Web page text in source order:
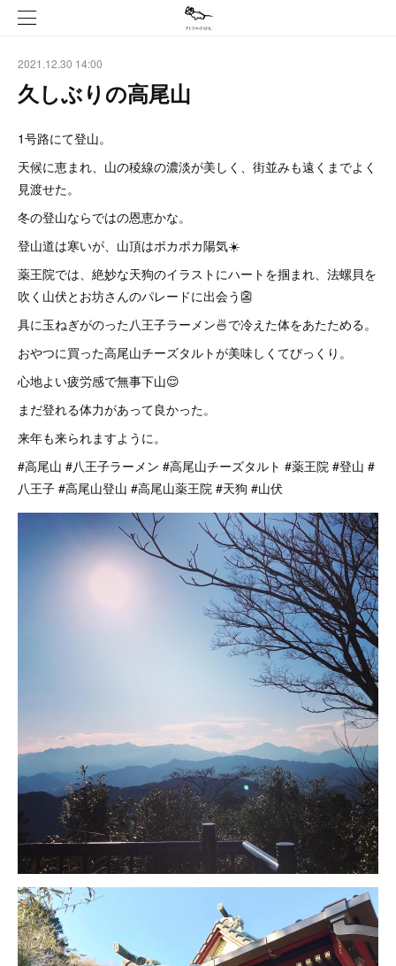
2021.12.30 14:00
久しぶりの高尾山
1号路にて登山。
天候に恵まれ、山の稜線の濃淡が美しく、街並みも遠くまでよく
見渡せた。
冬の登山ならではの恩恵かな。
登山道は寒いが、山頂はポカポカ陽気☀️
薬王院では、絶妙な天狗のイラストにハートを掴まれ、法螺貝を
吹く山伏とお坊さんのパレードに出会う👺
具に玉ねぎがのった八王子ラーメン🍜で冷えた体をあたためる。
おやつに買った高尾山チーズタルトが美味しくてびっくり。
心地よい疲労感で無事下山😌
まだ登れる体力があって良かった。
来年も来られますように。
#高尾山 #八王子ラーメン #高尾山チーズタルト #薬王院 #登山 #
八王子 #高尾山登山 #高尾山薬王院 #天狗 #山伏